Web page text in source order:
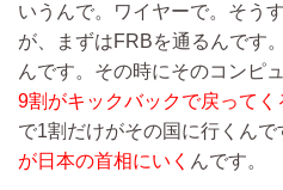
いうんで。ワイヤーで。そう
が、まずはFRBを通るんです
んです。その時にそのコンピ
9割がキックバックで戻ってく
で1割だけがその国に行くんで
が日本の首相にいく んです。